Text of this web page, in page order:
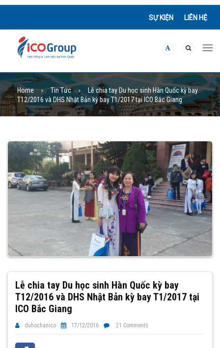
SỰ KIỆN LIÊN HỆ
Home Tin Tức
Lễ chia tay Du học sinh Hàn Quốc kỳ bay
T12/2016 và DHS Nhật Bản kỳ bay T1/2017 tại ICO Bắc Giang
Lễ chia tay Du học sinh Hàn Quốc kỳ bay
T12/2016 và DHS Nhật Bản kỳ bay T1/2017 tại
ICO Bắc Giang
duhochanico 17/12/2016 21 Comments